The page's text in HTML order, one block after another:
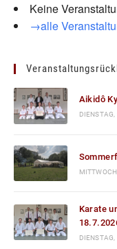
Keine
→alle
Aikidô
Karate